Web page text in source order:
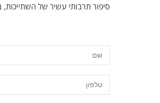
סיפור תרבותי עשיר של